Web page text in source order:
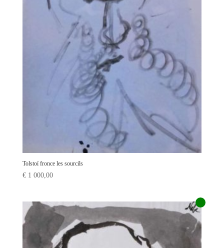
Tolstoï fronce les sourcils
€1 000,00